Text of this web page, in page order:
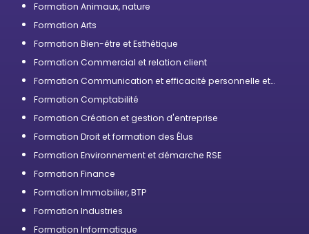
Formation Animaux, nature
Formation Arts
Formation Bien-être et Esthétique
Formation Commercial et relation client
Formation Communication et efficacité personnelle et
Formation Comptabilité
Formation Création et gestion d'entreprise
Formation Droit et formation des Élus
Formation Environnement et démarche RSE
Formation Finance
Formation Immobilier, BTP
Formation Industries
Formation Informatique